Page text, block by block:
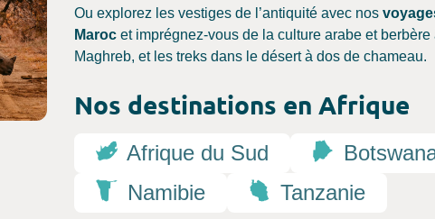
Ou explorez les vestiges de l’antiquité avec nos
Maroc et imprégnez-vous de la culture arabe et
Maghreb, et les treks dans le désert à dos de chameau.
Nos destinations en Afrique
Afrique du Sud
Namibie
Tanzanie